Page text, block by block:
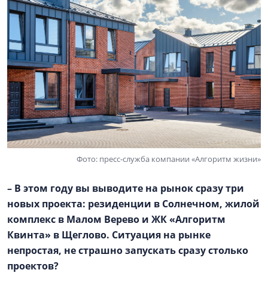
Фото: пресс-служба компании «Алгоритм жизни»
– В этом году вы выводите на рынок сразу три
новых проекта: резиденции в Солнечном, жилой
комплекс в Малом Верево и ЖК «Алгоритм
Квинта» в Щеглово. Ситуация на рынке
непростая, не страшно запускать сразу столько
проектов?